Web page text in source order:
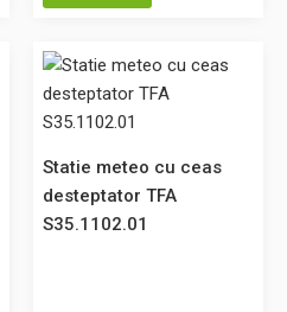
Lei
în Coş
TFA S30.5038.54
Statie meteo cu ceas
desteptator TFA
S35.1102.01